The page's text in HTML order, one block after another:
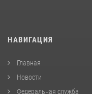
НАВИГАЦИЯ
Главная
Новости
Федеральная служба